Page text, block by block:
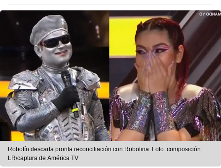
Robotín descarta pronta reconciliación con Robotina. Foto: composición
LR/captura de América TV